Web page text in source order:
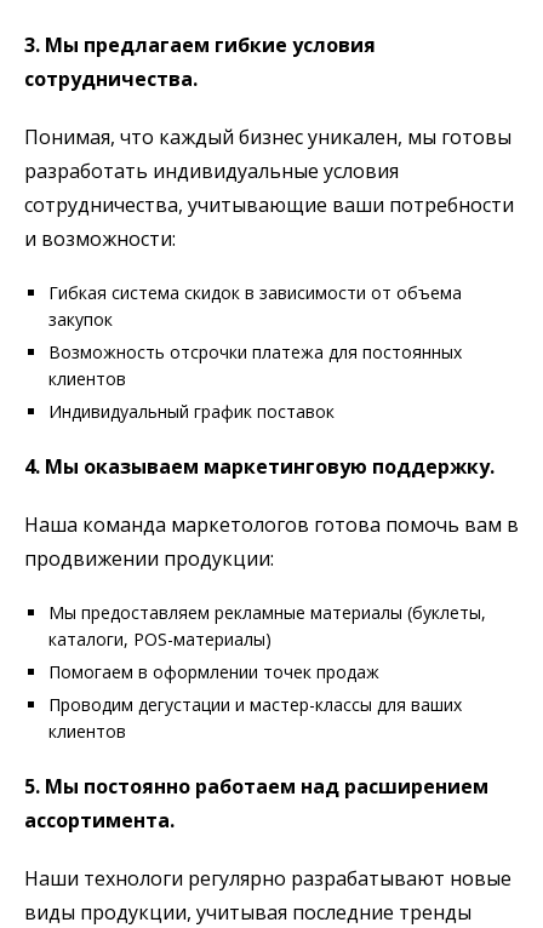
3. Мы предлагаем гибкие условия
сотрудничества.
Понимая, что каждый бизнес уникален, мы готовы
разработать индивидуальные условия
сотрудничества, учитывающие ваши потребности
и возможности:
Гибкая система скидок в зависимости от объема
закупок
Возможность отсрочки платежа для постоянных
клиентов
Индивидуальный график поставок
4. Мы оказываем маркетинговую поддержку.
Наша команда маркетологов готова помочь вам в
продвижении продукции:
Мы предоставляем рекламные материалы (буклеты,
каталоги, POS-материалы)
Помогаем в оформлении точек продаж
Проводим дегустации и мастер-классы для ваших
клиентов
5. Мы постоянно работаем над расширением
ассортимента.
Наши технологи регулярно разрабатывают новые
виды продукции, учитывая последние тренды